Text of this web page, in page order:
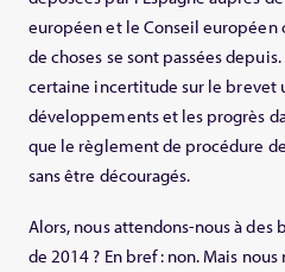
européen et le Conseil
de choses se sont passées
certaine incertitude sur le brevet
développements et les progrès
que le règlement de procédure
sans être découragés.
Alors, nous attendons-nous à des
de 2014 ? En bref : non. Mais